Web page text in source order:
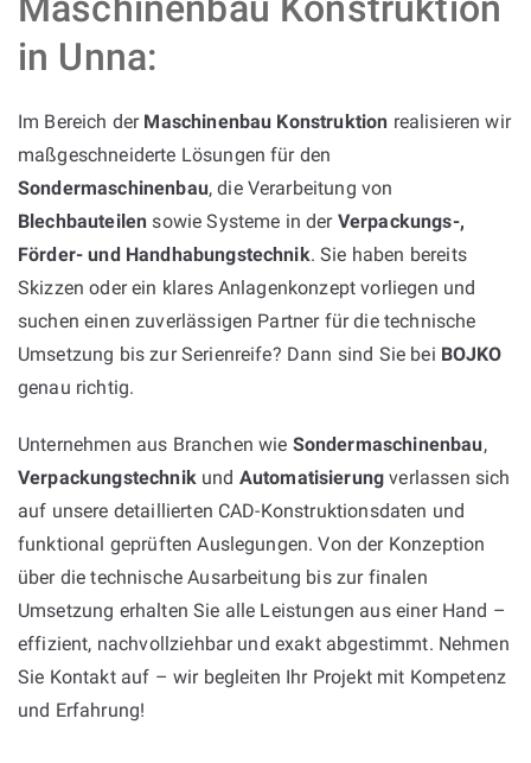
in Unna:
Im Bereich der Maschinenbau Konstruktion realisieren wir
maßgeschneiderte Lösungen für den
Sondermaschinenbau, die Verarbeitung von
Blechbauteilen sowie Systeme in der Verpackungs-,
Förder- und Handhabungstechnik. Sie haben bereits
Skizzen oder ein klares Anlagenkonzept vorliegen und
suchen einen zuverlässigen Partner für die technische
Umsetzung bis zur Serienreife? Dann sind Sie bei BOJKO
genau richtig.
Unternehmen aus Branchen wie Sondermaschinenbau,
Verpackungstechnikund Automatisierung verlassen sich
auf unsere detaillierten CAD-Konstruktionsdaten und
funktional geprüften Auslegungen. Von der Konzeption
über die technische Ausarbeitung bis zur finalen
Umsetzung erhalten Sie alle Leistungen aus einer Hand –
effizient, nachvollziehbar und exakt abgestimmt. Nehmen
Sie Kontakt auf – wir begleiten Ihr Projekt mit Kompetenz
und Erfahrung!